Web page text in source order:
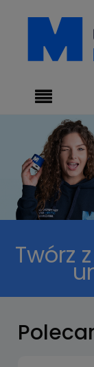
Twórz